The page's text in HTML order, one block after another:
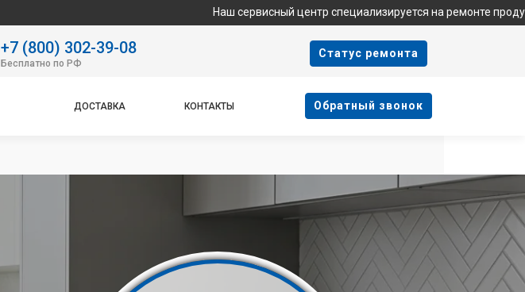
Наш сервисный центр специализируется на ремонте продукции
+7 (800) 302-39-08
Бесплатно по РФ
Cтатус ремонта
ДОСТАВКА КОНТАКТЫ Oбратный звонок